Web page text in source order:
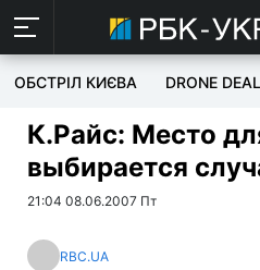
ОБСТРІЛ КИЄВА DRONE
К.Райс: Место
выбирается
21:04 08.06.2007 Пт
RBC.UA